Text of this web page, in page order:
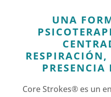
UNA
PRESENCIA
Core Strokes® es un